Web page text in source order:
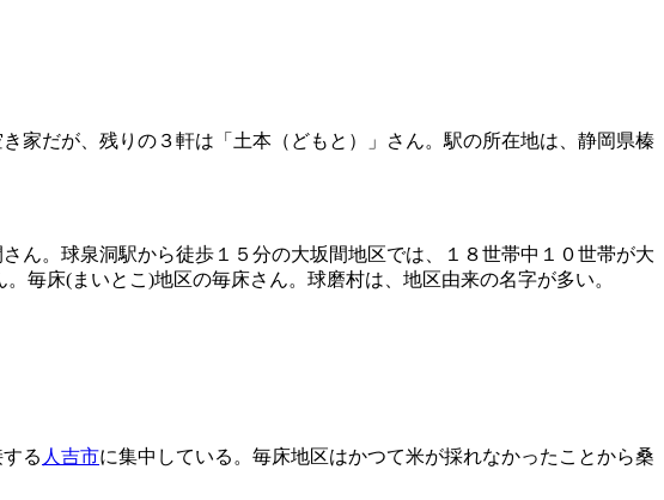
家だが、残りの３軒は「土本（どもと）」さん。駅の所在地は、静岡県榛
ん。球泉洞駅から徒歩１５分の大坂間地区では、１８世帯中１０世帯が大
毎床(まいとこ)地区の毎床さん。球磨村は、地区由来の名字が多い。
る 人吉市に集中している。毎床地区はかつて米が採れなかったことから桑